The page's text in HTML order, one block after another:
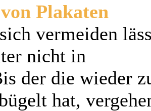
Plakaten
vermeiden
nicht in
der die wieder
hat,